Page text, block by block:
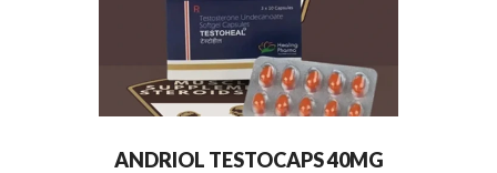
ANDRIOL TESTOCAPS 40MG